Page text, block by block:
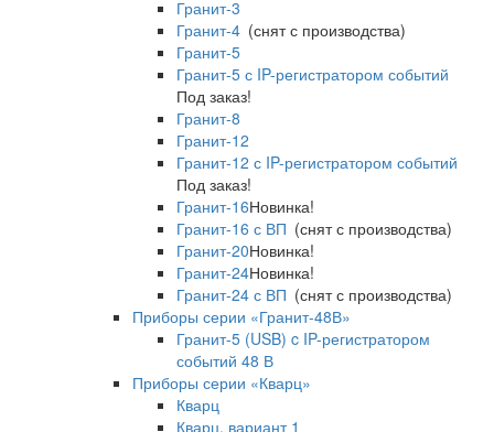
Гранит-3
Гранит-4 (снят с производства)
Гранит-5
Гранит-5 с IP-регистратором событий
Под заказ!
Гранит-8
Гранит-12
Гранит-12 с IP-регистратором событий
Под заказ!
Гранит-16Новинка!
Гранит-16 с ВП (снят с производства)
Гранит-20Новинка!
Гранит-24Новинка!
Гранит-24 с ВП (снят с производства)
Приборы серии «Гранит-48В»
Гранит-5 (USB) c IP-регистратором
событий 48 В
Приборы серии «Кварц»
Кварц
Кварц, вариант 1